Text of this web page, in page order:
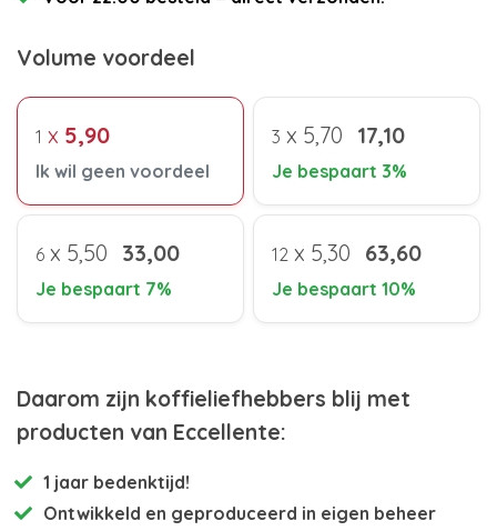
Volume voordeel
1 x 5,90
Ik wil geen voordeel
3 x 5,70 17,10
Je bespaart 3%
6 x 5,50 33,00
Je bespaart 7%
12 x 5,30 63,60
Je bespaart 10%
Daarom zijn koffieliefhebbers blij met
producten van Eccellente:
1 jaar bedenktijd!
Ontwikkeld en geproduceerd in eigen beheer